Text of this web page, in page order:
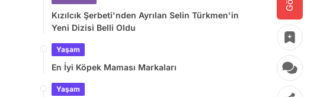
Kızılcık Şerbeti'nden Ayrılan Selin Türkmen'in
Yeni Dizisi Belli Oldu
Yaşam
En İyi Köpek Maması Markaları
Yaşam